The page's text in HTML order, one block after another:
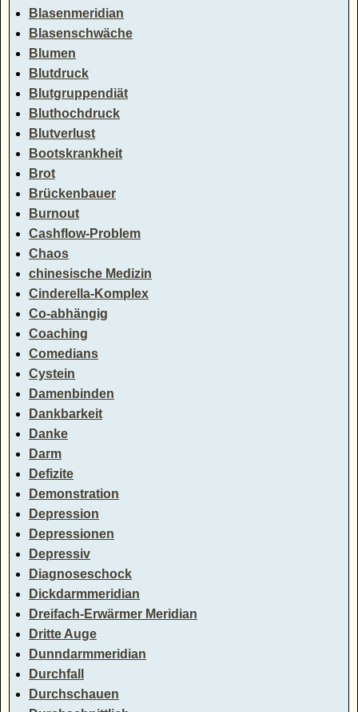
Blasenmeridian
Blasenschwäche
Blumen
Blutdruck
Blutgruppendiät
Bluthochdruck
Blutverlust
Bootskrankheit
Brot
Brückenbauer
Burnout
Cashflow-Problem
Chaos
chinesische Medizin
Cinderella-Komplex
Co-abhängig
Coaching
Comedians
Cystein
Damenbinden
Dankbarkeit
Danke
Darm
Defizite
Demonstration
Depression
Depressionen
Depressiv
Diagnoseschock
Dickdarmmeridian
Dreifach-Erwärmer Meridian
Dritte Auge
Dunndarmmeridian
Durchfall
Durchschauen